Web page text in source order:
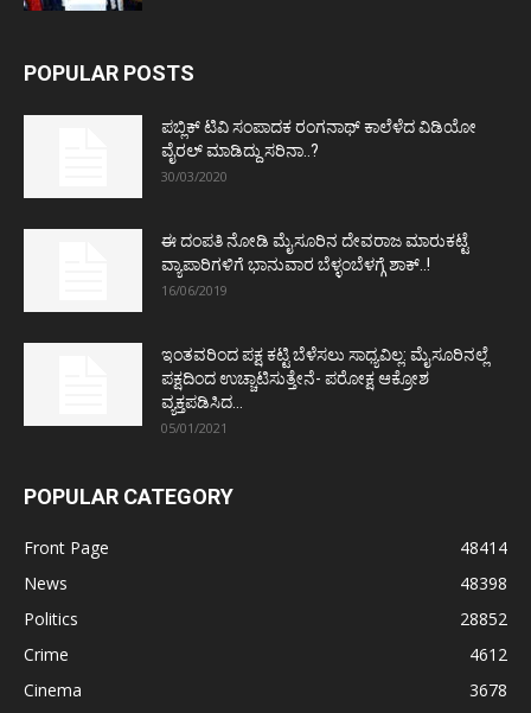
POPULAR POSTS
ಪಬ್ಲಿಕ್ ಟಿವಿ ಸಂಪಾದಕ ರಂಗನಾಥ್ ಕಾಲೆಳೆದ ವಿಡಿಯೋ
ವೈರಲ್ ಮಾಡಿದ್ದು ಸರಿನಾ..?
30/03/2020
ಈ ದಂಪತಿ ನೋಡಿ ಮೈಸೂರಿನ ದೇವರಾಜ ಮಾರುಕಟ್ಟೆ
ವ್ಯಾಪಾರಿಗಳಿಗೆ ಭಾನುವಾರ ಬೆಳ್ಳಂಬೆಳಗ್ಗೆ ಶಾಕ್..!
16/06/2019
ಇಂತವರಿಂದ ಪಕ್ಷ ಕಟ್ಟಿ ಬೆಳೆಸಲು ಸಾಧ್ಯವಿಲ್ಲ: ಮೈಸೂರಿನಲ್ಲೆ
ಪಕ್ಷದಿಂದ ಉಚ್ಚಾಟಿಸುತ್ತೇನೆ- ಪರೋಕ್ಷ ಆಕ್ರೋಶ
ವ್ಯಕ್ತಪಡಿಸಿದ...
05/01/2021
POPULAR CATEGORY
Front Page
48414
News
48398
Politics
28852
Crime
4612
Cinema
3678